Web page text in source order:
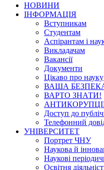
НОВИНИ
ІНФОРМАЦІЯ
Вступникам
Студентам
Аспірантам і
Викладачам
Вакансії
Документи
Цікаво про науку
ВАША
ВАРТО ЗНАТИ!
Доступ до
Телефонний
УНІВЕРСИТЕТ
Портрет ЧНУ
Наукова й
Наукові
Освітня